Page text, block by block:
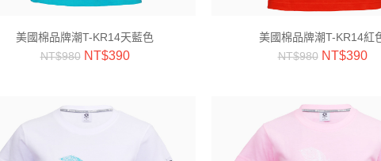
美國棉品牌潮T-KR14天藍色
NT$980 NT$390
美國棉品牌潮T-KR14紅
NT$980 NT$390